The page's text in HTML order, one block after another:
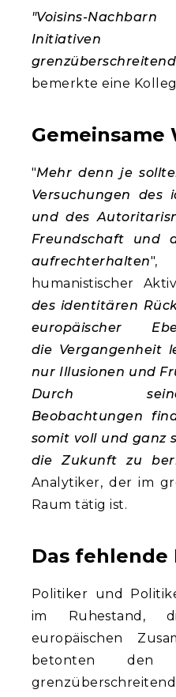
"Voisins-
bemerkte eine
Gemeinsame
"Mehr denn je
Versuchungen des
und des
Freundschaft und
aufrechterhalten",
humanistischer
des identitären
europäischer
die Vergangenheit
nur Illusionen und
Durch
Beobachtungen
somit voll und ganz
die Zukunft zu
Analytiker, der im
Raum tätig ist.
Das fehlende
Politiker und
im Ruhestand,
europäischen
betonten den